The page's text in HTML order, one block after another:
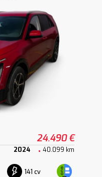
24.490 €
2024 40.099 km
141 cv